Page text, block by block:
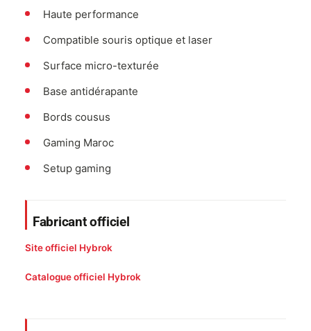
Haute performance
Compatible souris optique et laser
Surface micro-texturée
Base antidérapante
Bords cousus
Gaming Maroc
Setup gaming
Fabricant officiel
Site officiel Hybrok
Catalogue officiel Hybrok